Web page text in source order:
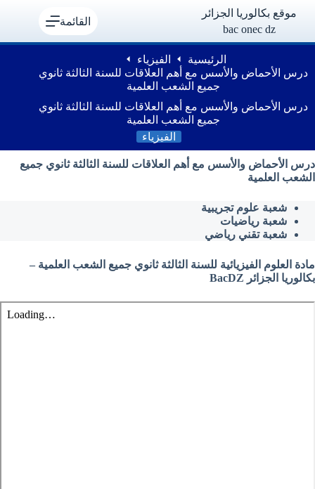
موقع بكالوريا الجزائر
bac onec dz
القائمة
الرئيسية
الفيزياء
درس الأحماض والأسس مع أهم العلاقات للسنة الثالثة ثانوي
جميع الشعب العلمية
درس الأحماض والأسس مع أهم العلاقات للسنة الثالثة ثانوي
جميع الشعب العلمية
الفيزياء
درس الأحماض والأسس مع أهم العلاقات للسنة الثالثة ثانوي جميع
الشعب العلمية
شعبة علوم تجريبية
شعبة رياضيات
شعبة تقني رياضي
مادة العلوم الفيزيائية للسنة الثالثة ثانوي جميع الشعب العلمية –
بكالوريا الجزائر BacDZ